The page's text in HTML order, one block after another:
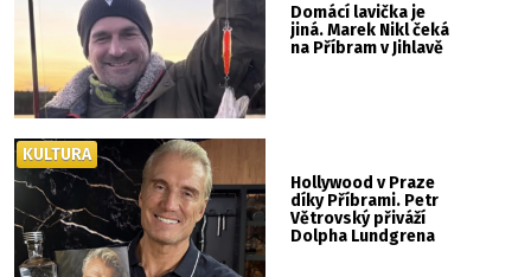
Domácí lavička je
jiná. Marek Nikl čeká
na Příbram v Jihlavě
Hollywood v Praze
díky Příbrami. Petr
Větrovský přiváží
Dolpha Lundgrena
KULTURA